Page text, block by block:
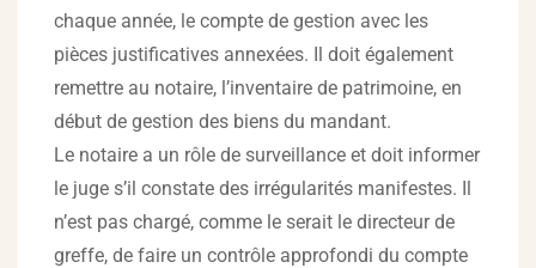
chaque année, le compte de gestion avec les
pièces justificatives annexées. Il doit également
remettre au notaire, l’inventaire de patrimoine, en
début de gestion des biens du mandant.
Le notaire a un rôle de surveillance et doit informer
le juge s’il constate des irrégularités manifestes. Il
n’est pas chargé, comme le serait le directeur de
greffe, de faire un contrôle approfondi du compte